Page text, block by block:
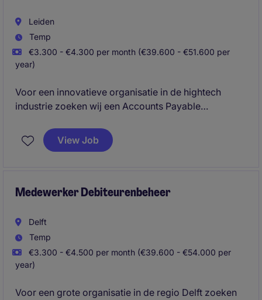
Leiden
Temp
€3.300 - €4.300 per month (€39.600 - €51.600 per
year)
Voor een innovatieve organisatie in de hightech
industrie zoeken wij een Accounts Payable
volledige crediteurenproces en ondersteuning biedt
bij periodieke afsluitingen. Je werkt nauw samen met
View Job
Medewerker Debiteurenbeheer
Delft
Temp
€3.300 - €4.500 per month (€39.600 - €54.000 per
year)
Voor een grote organisatie in de regio Delft zoeken